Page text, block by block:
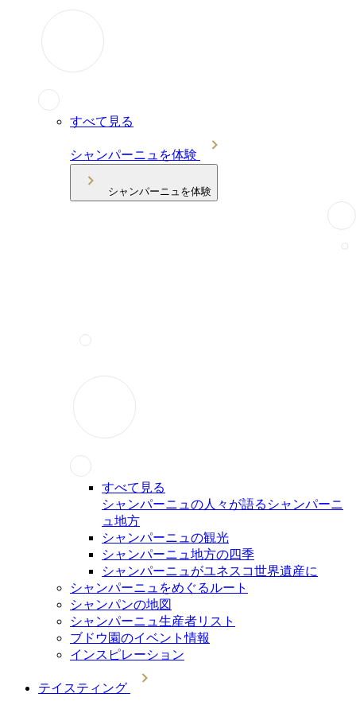
すべて見る
シャンパーニュを体験
シャンパーニュを体験
すべて見る
シャンパーニュの人々が語るシャンパーニ
ュ地方
シャンパーニュの観光
シャンパーニュ地方の四季
シャンパーニュがユネスコ世界遺産に
シャンパーニュをめぐるルート
シャンパンの地図
シャンパーニュ生産者リスト
ブドウ園のイベント情報
インスピレーション
テイスティング